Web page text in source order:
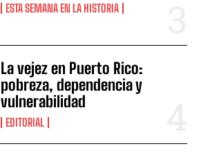
ESTA SEMANA EN LA HISTORIA
La vejez en Puerto Rico:
pobreza, dependencia y
vulnerabilidad
EDITORIAL